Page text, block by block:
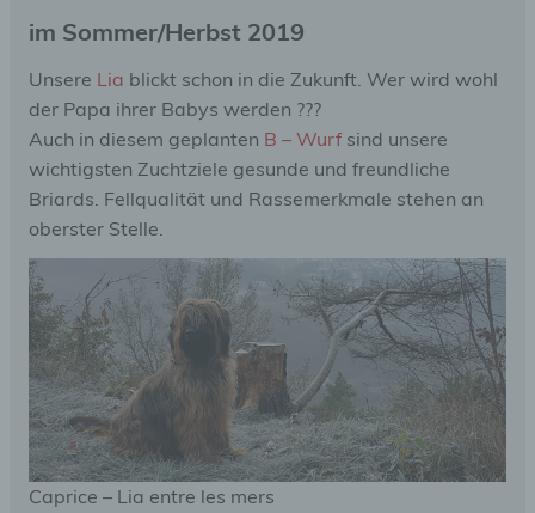
im Sommer/Herbst 2019
Unsere Lia blickt schon in die Zukunft. Wer wird wohl
der Papa ihrer Babys werden ???
Auch in diesem geplanten B – Wurf sind unsere
wichtigsten Zuchtziele gesunde und freundliche
Briards. Fellqualität und Rassemerkmale stehen an
oberster Stelle.
Caprice – Lia entre les mers